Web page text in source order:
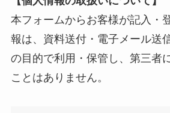
本フォームからお客様が記入・
報は、資料送付・電子メール送
の目的で利用・保管し、第三者
ことはありません。